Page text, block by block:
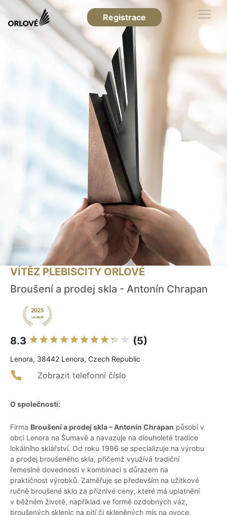
Registrace
VÍTĚZ PLEBISCITY ORLOVÉ
Broušení a prodej skla - Antonín Chrapan
8.3 (5)
Lenora, 38442 Lenora, Czech Republic
Zobrazit telefonní číslo
O společnosti:
Firma Broušení a prodej skla – Antonín Chrapan působí v
obci Lenora na Šumavě a navazuje na dlouholeté tradice
lokálního sklářství. Od roku 1996 se specializuje na výrobu
a prodej broušeného skla, přičemž využívá tradiční
řemeslné dovednosti v kombinaci s důrazem na
praktičnost výrobků. Zaměřuje se především na užitkové
ručně broušené sklo za příznivé ceny, které má uplatnění
v běžném životě, například ve formě ozdobných váz,
broušených sklenic na pití či skleněných mís na ovoce.